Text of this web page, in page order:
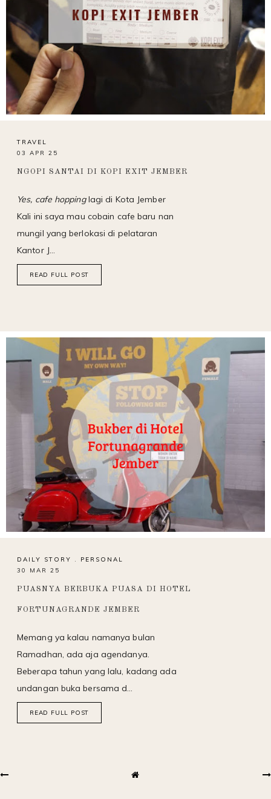
TRAVEL
03 APR 25
NGOPI SANTAI DI KOPI EXIT JEMBER
Yes, cafe hoppinglagi di Kota Jember
Kali ini saya mau cobain cafe baru nan
mungil yang berlokasi di pelataran
Kantor J…
READ FULL POST
DAILY STORY . PERSONAL
30 MAR 25
PUASNYA BERBUKA PUASA DI HOTEL
FORTUNAGRANDE JEMBER
Memang ya kalau namanya bulan
Ramadhan, ada aja agendanya.
Beberapa tahun yang lalu, kadang ada
undangan buka bersama d…
READ FULL POST